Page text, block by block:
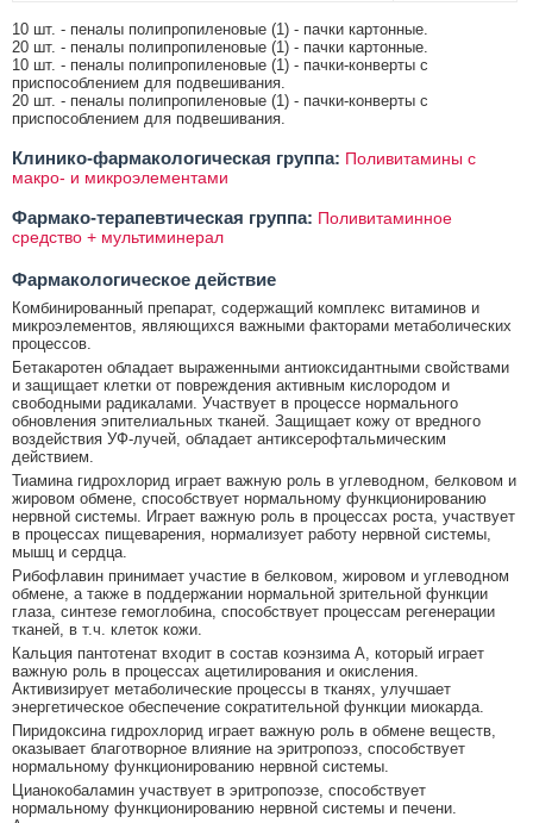
10 шт. - пеналы полипропиленовые (1) - пачки картонные.
20 шт. - пеналы полипропиленовые (1) - пачки картонные.
10 шт. - пеналы полипропиленовые (1) - пачки-конверты с
приспособлением для подвешивания.
20 шт. - пеналы полипропиленовые (1) - пачки-конверты с
приспособлением для подвешивания.
Клинико-фармакологическая группа: Поливитамины с
макро- и микроэлементами
Фармако-терапевтическая группа: Поливитаминное
средство + мультиминерал
Фармакологическое действие
Комбинированный препарат, содержащий комплекс витаминов и
микроэлементов, являющихся важными факторами метаболических
процессов.
Бетакаротен обладает выраженными антиоксидантными свойствами
и защищает клетки от повреждения активным кислородом и
свободными радикалами. Участвует в процессе нормального
обновления эпителиальных тканей. Защищает кожу от вредного
воздействия УФ-лучей, обладает антиксерофтальмическим
действием.
Тиамина гидрохлорид играет важную роль в углеводном, белковом и
жировом обмене, способствует нормальному функционированию
нервной системы. Играет важную роль в процессах роста, участвует
в процессах пищеварения, нормализует работу нервной системы,
мышц и сердца.
Рибофлавин принимает участие в белковом, жировом и углеводном
обмене, а также в поддержании нормальной зрительной функции
глаза, синтезе гемоглобина, способствует процессам регенерации
тканей, в т.ч. клеток кожи.
Кальция пантотенат входит в состав коэнзима А, который играет
важную роль в процессах ацетилирования и окисления.
Активизирует метаболические процессы в тканях, улучшает
энергетическое обеспечение сократительной функции миокарда.
Пиридоксина гидрохлорид играет важную роль в обмене веществ,
оказывает благотворное влияние на эритропоэз, способствует
нормальному функционированию нервной системы.
Цианокобаламин участвует в эритропоэзе, способствует
нормальному функционированию нервной системы и печени.